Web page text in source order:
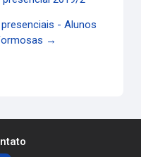
- Alunos
→